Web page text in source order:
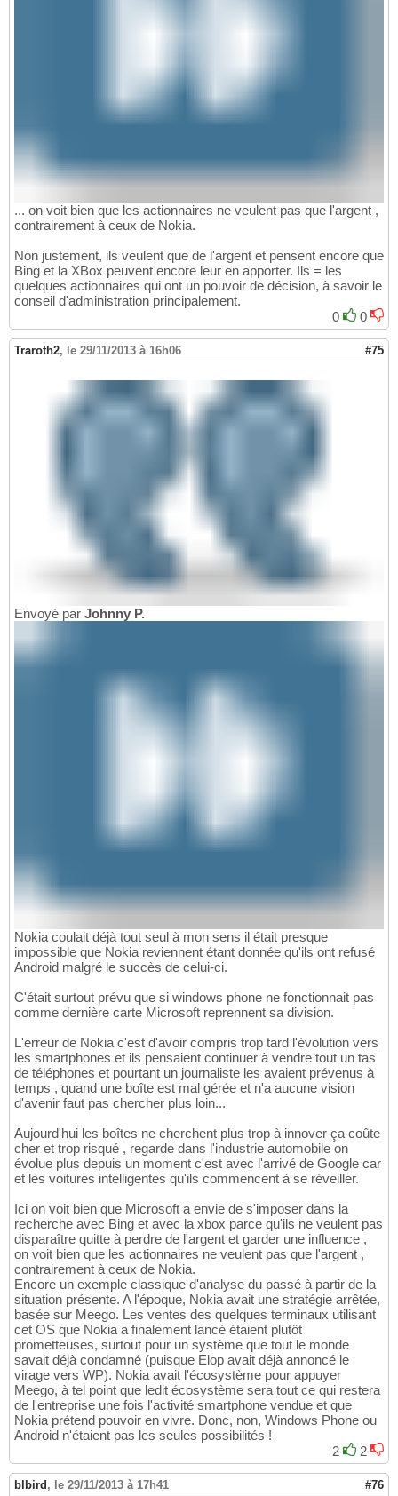
... on voit bien que les actionnaires ne veulent pas que l'argent ,
contrairement à ceux de Nokia.
Non justement, ils veulent que de l'argent et pensent encore que
Bing et la XBox peuvent encore leur en apporter. Ils = les
quelques actionnaires qui ont un pouvoir de décision, à savoir le
conseil d'administration principalement.
0
0
Traroth2, le 29/11/2013 à 16h06 #75
Envoyé par Johnny P.
Nokia coulait déjà tout seul à mon sens il était presque
impossible que Nokia reviennent étant donnée qu'ils ont refusé
Android malgré le succès de celui-ci.
C'était surtout prévu que si windows phone ne fonctionnait pas
comme dernière carte Microsoft reprennent sa division.
L'erreur de Nokia c'est d'avoir compris trop tard l'évolution vers
les smartphones et ils pensaient continuer à vendre tout un tas
de téléphones et pourtant un journaliste les avaient prévenus à
temps , quand une boîte est mal gérée et n'a aucune vision
d'avenir faut pas chercher plus loin...
Aujourd'hui les boîtes ne cherchent plus trop à innover ça coûte
cher et trop risqué , regarde dans l'industrie automobile on
évolue plus depuis un moment c'est avec l'arrivé de Google car
et les voitures intelligentes qu'ils commencent à se réveiller.
Ici on voit bien que Microsoft a envie de s'imposer dans la
recherche avec Bing et avec la xbox parce qu'ils ne veulent pas
disparaître quitte à perdre de l'argent et garder une influence ,
on voit bien que les actionnaires ne veulent pas que l'argent ,
contrairement à ceux de Nokia.
Encore un exemple classique d'analyse du passé à partir de la
situation présente. A l'époque, Nokia avait une stratégie arrêtée,
basée sur Meego. Les ventes des quelques terminaux utilisant
cet OS que Nokia a finalement lancé étaient plutôt
prometteuses, surtout pour un système que tout le monde
savait déjà condamné (puisque Elop avait déjà annoncé le
virage vers WP). Nokia avait l'écosystème pour appuyer
Meego, à tel point que ledit écosystème sera tout ce qui restera
de l'entreprise une fois l'activité smartphone vendue et que
Nokia prétend pouvoir en vivre. Donc, non, Windows Phone ou
Android n'étaient pas les seules possibilités !
2
2
blbird, le 29/11/2013 à 17h41 #76